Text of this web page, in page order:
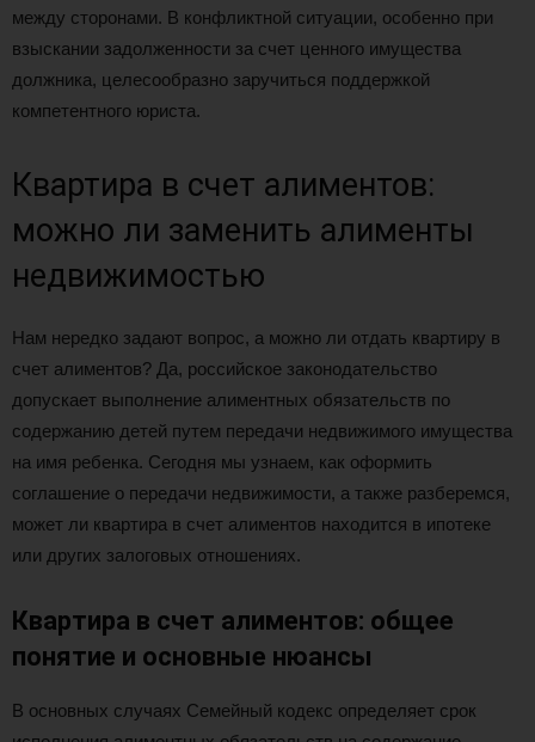
между сторонами. В конфликтной ситуации, особенно при
взыскании задолженности за счет ценного имущества
должника, целесообразно заручиться поддержкой
компетентного юриста.
Квартира в счет алиментов:
можно ли заменить алименты
недвижимостью
Нам нередко задают вопрос, а можно ли отдать квартиру в
счет алиментов? Да, российское законодательство
допускает выполнение алиментных обязательств по
содержанию детей путем передачи недвижимого имущества
на имя ребенка. Сегодня мы узнаем, как оформить
соглашение о передачи недвижимости, а также разберемся,
может ли квартира в счет алиментов находится в ипотеке
или других залоговых отношениях.
Квартира в счет алиментов: общее
понятие и основные нюансы
В основных случаях Семейный кодекс определяет срок